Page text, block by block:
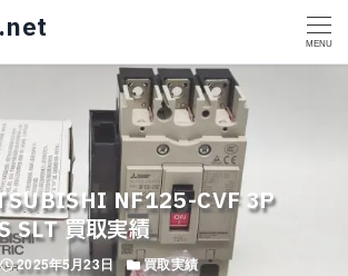
MENU
NF125-CVF 3P
SLT 買取実績
投稿日
2025年5月23日 カテゴリー
買取実績